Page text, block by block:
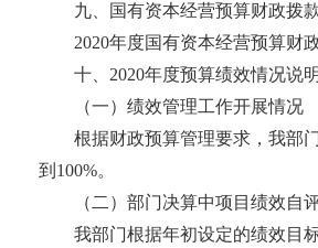
九、国有资本经营预算财政拨
2020年度国有资本经营预算财
十、2020年度预算绩效情况说明
（一）绩效管理工作开展情况
根据财政预算管理要求，我部
到100%。
（二）部门决算中项目绩效自
我部门根据年初设定的绩效目